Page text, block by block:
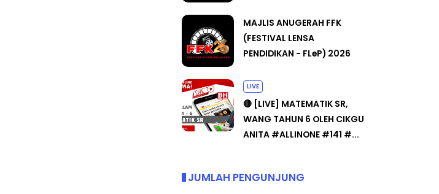
MAJLIS ANUGERAH FFK
(FESTIVAL LENSA
PENDIDIKAN - FLeP) 2026
LIVE
🔴 [LIVE] MATEMATIK SR,
WANG TAHUN 6 OLEH CIKGU
ANITA #ALLINONE #141 #...
JUMLAH PENGUNJUNG